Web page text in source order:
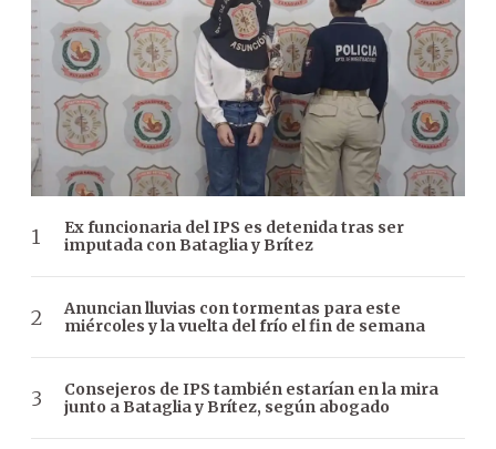
Ex funcionaria del IPS es detenida tras ser
imputada con Bataglia y Brítez
Anuncian lluvias con tormentas para este
miércoles y la vuelta del frío el fin de semana
Consejeros de IPS también estarían en la mira
junto a Bataglia y Brítez, según abogado